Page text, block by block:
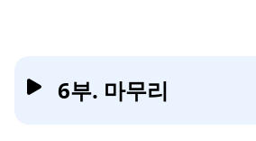
6부. 마무리